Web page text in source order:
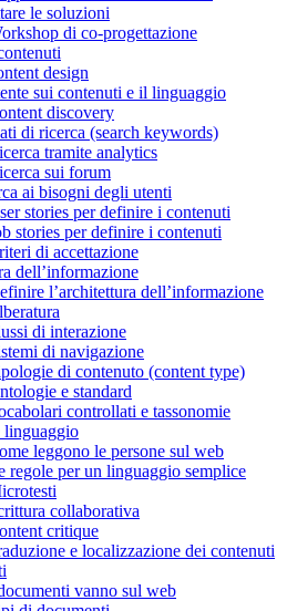
le soluzioni
di co-progettazione
design
sui contenuti e il linguaggio
discovery
di ricerca (search keywords)
tramite analytics
sui forum
ai bisogni degli utenti
stories per definire i contenuti
stories per definire i contenuti
di accettazione
dell’informazione
l’architettura dell’informazione
di interazione
di navigazione
di contenuto (content type)
e standard
controllati e tassonomie
linguaggio
leggono le persone sul web
regole per un linguaggio semplice
collaborativa
critique
e localizzazione dei contenuti
vanno sul web